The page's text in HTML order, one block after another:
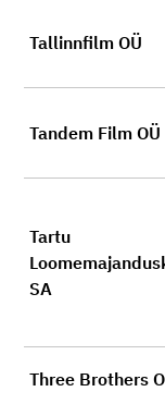
Tallinnfilm OÜ
Tandem Film OÜ
Tartu
SA
Three Brothers